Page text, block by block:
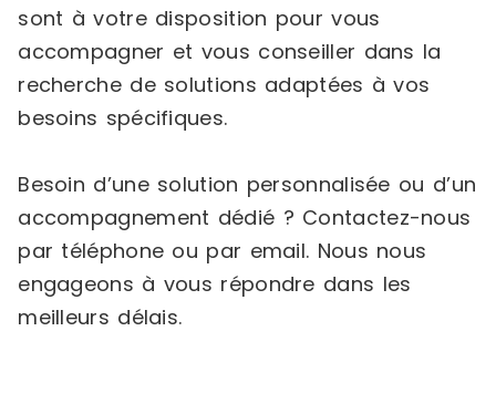
sont à votre disposition pour vous
accompagner et vous conseiller dans la
recherche de solutions adaptées à vos
besoins spécifiques.
Besoin d’une solution personnalisée ou d’un
accompagnement dédié ? Contactez-nous
par téléphone ou par email. Nous nous
engageons à vous répondre dans les
meilleurs délais.